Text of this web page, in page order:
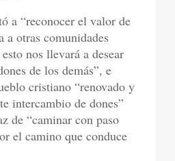
a “reconocer el valor de
a otras comunidades
nos llevará a desear
de los demás”, e
cristiano “renovado y
intercambio de dones”
de “caminar con paso
el camino que conduce